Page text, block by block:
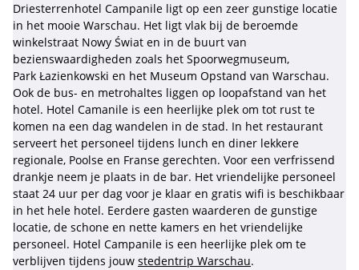
Driesterrenhotel Campanile ligt op een zeer gunstige locatie
in het mooie Warschau. Het ligt vlak bij de beroemde
winkelstraat Nowy Świat en in de buurt van
bezienswaardigheden zoals het Spoorwegmuseum,
Park Łazienkowski en het Museum Opstand van Warschau.
Ook de bus- en metrohaltes liggen op loopafstand van het
hotel. Hotel Camanile is een heerlijke plek om tot rust te
komen na een dag wandelen in de stad. In het restaurant
serveert het personeel tijdens lunch en diner lekkere
regionale, Poolse en Franse gerechten. Voor een verfrissend
drankje neem je plaats in de bar. Het vriendelijke personeel
staat 24 uur per dag voor je klaar en gratis wifi is beschikbaar
in het hele hotel. Eerdere gasten waarderen de gunstige
locatie, de schone en nette kamers en het vriendelijke
personeel. Hotel Campanile is een heerlijke plek om te
verblijven tijdens jouw stedentrip Warschau.